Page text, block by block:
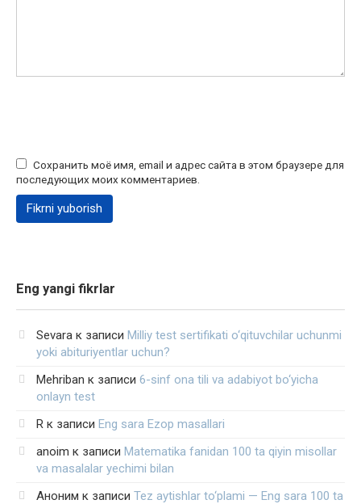
Сохранить моё имя, email и адрес сайта в этом браузере для
последующих моих комментариев.
Eng yangi fikrlar
Sevara к записи Milliy test sertifikati o‘qituvchilar uchunmi
yoki abituriyentlar uchun?
Mehriban к записи 6-sinf ona tili va adabiyot bo‘yicha
onlayn test
R к записи Eng sara Ezop masallari
anoim к записи Matematika fanidan 100 ta qiyin misollar
va masalalar yechimi bilan
Аноним к записи Tez aytishlar to‘plami — Eng sara 100 ta